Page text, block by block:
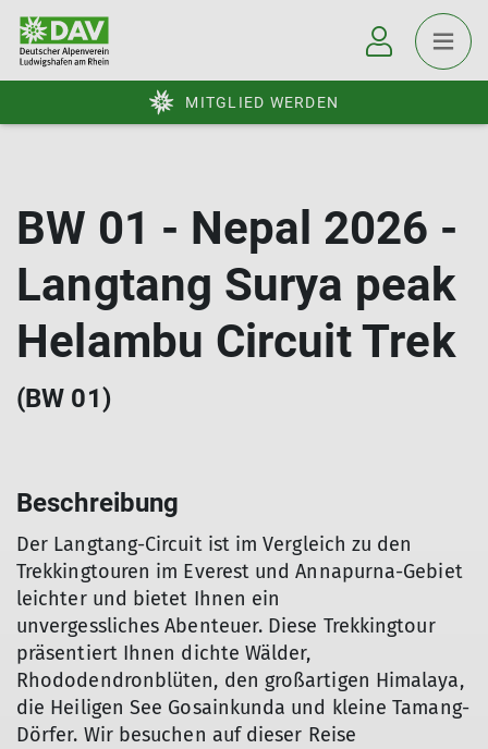
MITGLIED WERDEN
BW 01 - Nepal 2026 -
Langtang Surya peak
Helambu Circuit Trek
(BW 01)
Beschreibung
Der Langtang-Circuit ist im Vergleich zu den
Trekkingtouren im Everest und Annapurna-Gebiet
leichter und bietet Ihnen ein
unvergessliches Abenteuer. Diese Trekkingtour
präsentiert Ihnen dichte Wälder,
Rhododendronblüten, den großartigen Himalaya,
die Heiligen See Gosainkunda und kleine Tamang-
Dörfer. Wir besuchen auf dieser Reise